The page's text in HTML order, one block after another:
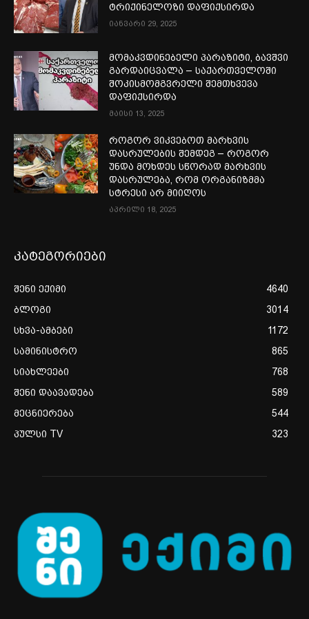
ტრიქინელოზი დაფიქსირდა
იანვარი 29, 2025
მომაკვდინებელი პარაზიტი, ბავშვი
გარდაიცვალა – საქართველოში
შოკისმომგვრელი შემთხვევა
დაფიქსირდა
მაისი 13, 2025
როგორ ვიკვებოთ მარხვის
დასრულების შემდეგ – როგორ
უნდა მოხდეს სწორად მარხვის
დასრულება, რომ ორგანიზმმა
სტრესი არ მიიღოს
აპრილი 18, 2025
კატეგორიები
შენი ექიმი
4640
ბლოგი
3014
სხვა-ამბები
1172
სამინისტრო
865
სიახლეები
768
შენი დაავადება
589
მეცნიერება
544
პულსი TV
323